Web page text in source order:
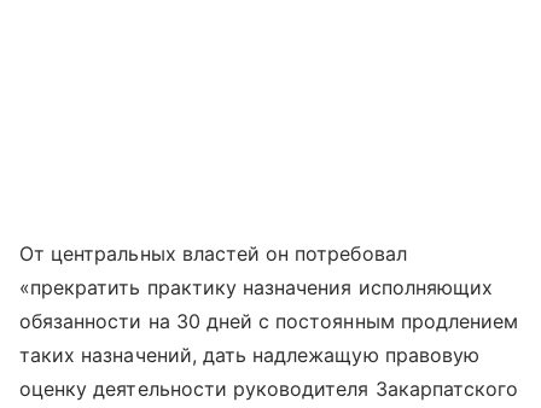
От центральных властей он потребовал
«прекратить практику назначения исполняющих
обязанности на 30 дней с постоянным продлением
таких назначений, дать надлежащую правовую
оценку деятельности руководителя Закарпатского